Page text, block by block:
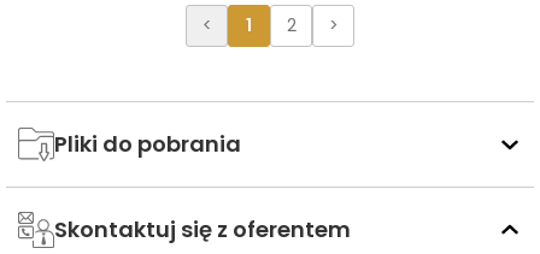
< 1 2 >
Pliki do pobrania
Skontaktuj się z oferentem